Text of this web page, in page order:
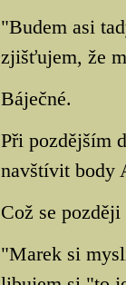
"Budem asi
zjišťujem, že
Báječné.
Při pozdějším
navštívit body
Což se
"Marek si